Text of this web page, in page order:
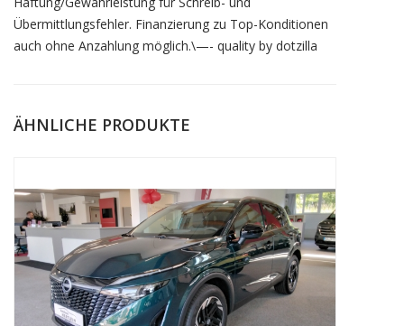
Übermittlungsfehler. Finanzierung zu Top-Konditionen
auch ohne Anzahlung möglich.\—- quality by dotzilla
ÄHNLICHE PRODUKTE